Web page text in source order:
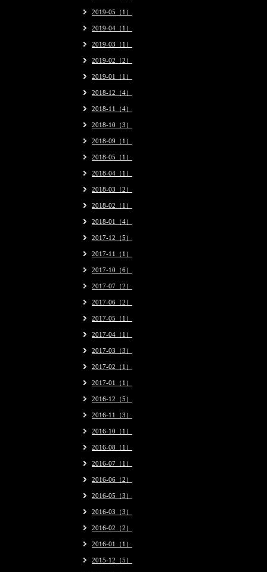
2019-05（1）
2019-04（1）
2019-03（1）
2019-02（2）
2019-01（1）
2018-12（4）
2018-11（4）
2018-10（3）
2018-09（1）
2018-05（1）
2018-04（1）
2018-03（2）
2018-02（1）
2018-01（4）
2017-12（5）
2017-11（1）
2017-10（6）
2017-07（2）
2017-06（2）
2017-05（1）
2017-04（1）
2017-03（3）
2017-02（1）
2017-01（1）
2016-12（5）
2016-11（3）
2016-10（1）
2016-08（1）
2016-07（1）
2016-06（2）
2016-05（3）
2016-03（3）
2016-02（2）
2016-01（1）
2015-12（5）